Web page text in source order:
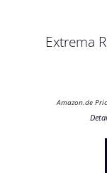
Extrema
Amazon.de